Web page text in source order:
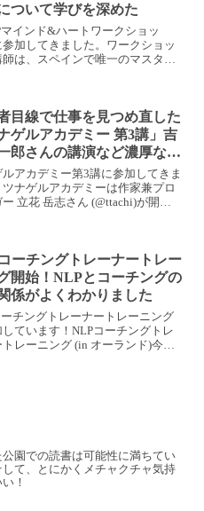
ついて学びを深めた
マインド&ハートワークショッ
参加してきました。ワークショッ
師は、スペインで唯一のマスター
います。毎回濃...
目線で仕事を見つめ直した
ナゲルアカデミー 第3講」吉
郎さんの講演など濃厚な1
た
ルアカデミー第3講に参加してきま
ツナゲルアカデミーは作家兼プロ
ー 立花 岳志さん (@ttachi)が開催
ーチングトレーナートレー
開始！NLPとコーチングの
係がよくわかりました
チングトレーナートレーニング
しています！NLPコーチングトレ
レーニング (in オーランド)今日
園での読書は可能性に満ちてい
して、とにかくメチャクチャ気持
！